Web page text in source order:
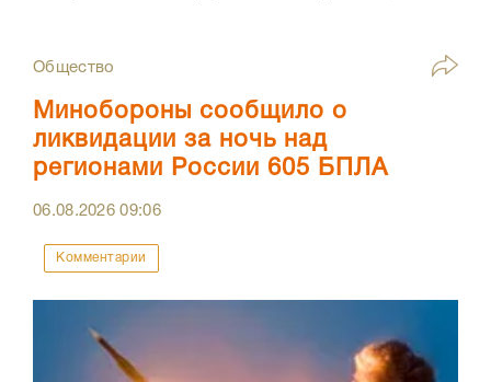
Общество
Минобороны сообщило о
ликвидации за ночь над
регионами России 605 БПЛА
06.08.202609:06
Комментарии